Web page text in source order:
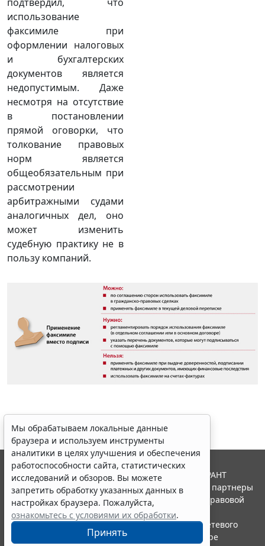
использование
факсимиле при
оформлении налоговых
и бухгалтерских
документов является
недопустимым. Даже
несмотря на отсутствие
в постановлении
прямой оговорки, что
толкование правовых
норм является
общеобязательным при
рассмотрении
арбитражными судами
аналогичных дел, оно
может изменить
судебную практику не в
пользу компаний.
Мы обрабатываем локальные данные
браузера и используем инструменты
аналитики в целях улучшения и обеспечения
работоспособности сайта, статистических
исследований и обзоров. Вы можете
запретить обработку указанных данных в
настройках браузера. Пожалуйста,
ознакомьтесь с условиями их обработки.
Принять
© ООО "НПП "ГАРАНТ-СЕРВИС", 2026. Система ГАРАНТ
выпускается с 1990 года. Компания "Гарант" и ее партнеры
являются участниками Российской ассоциации правовой
информации ГАРАНТ.
Портал ГАРАНТ.РУ зарегистрирован в качестве сетевого
издания Федеральной службой по надзору в сфере